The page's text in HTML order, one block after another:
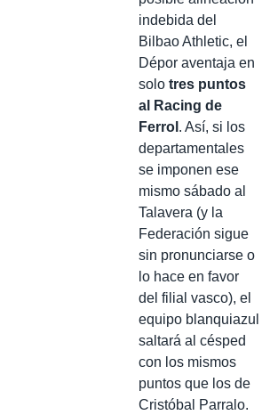
indebida del
Bilbao Athletic, el
Dépor aventaja en
solo tres puntos
al Racing de
Ferrol . Así, si los
departamentales
se imponen ese
mismo sábado al
Talavera (y la
Federación sigue
sin pronunciarse o
lo hace en favor
del filial vasco), el
equipo blanquiazul
saltará al césped
con los mismos
puntos que los de
Cristóbal Parralo.